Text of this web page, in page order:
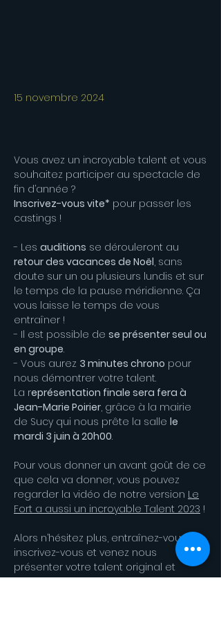
15 novembre 2024
Vous avez un incroyable talent et vous
souhaitez participer au spectacle de
fin d’année ?
Inscrivez-vous vite* pour passer les
castings !
- Les auditions se dérouleront au
retour des vacances de Noël, sans
doute sur un ou plusieurs lundis et sur
le temps de la pause méridienne. Ça
vous laisse le temps de vous
entraîner !
- Il est possible de se présenter seul ou
en groupe.
- Vous aurez 3 minutes chrono pour
nous démontrer votre talent.
La représentation finale sera fera à
Jean-Marie Poirier, grâce à la mairie
de Sucy qui nous prête la salle le
mardi 3 juin à 20h00.
Pour vous donner un avant goût de ce
que cela va donner, vous pouvez
regarder la vidéo de notre version Le
Fort a aussi un incroyable Talent 2023 !
Alors n’hésitez plus, entraînez-vous,
inscrivez-vous et venez nous
présenter votre talent original et
unique ! On vous attend !